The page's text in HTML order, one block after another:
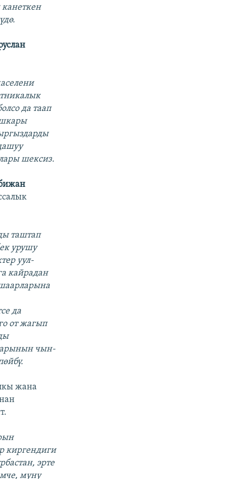
да таап
шексиз.
таштап
урушу
уул-
кайрадан
да
от жагып
чын-
жана
киргендиги
эрте
муну